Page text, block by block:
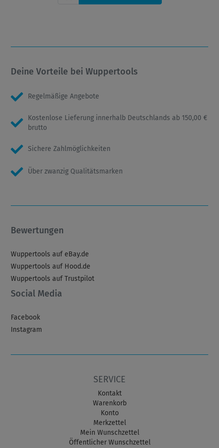
Deine Vorteile bei Wuppertools
Regelmäßige Angebote
Kostenlose Lieferung innerhalb Deutschlands ab 150,00 €
brutto
Sichere Zahlmöglichkeiten
Über zwanzig Qualitätsmarken
Bewertungen
Wuppertools auf eBay.de
Wuppertools auf Hood.de
Wuppertools auf Trustpilot
Social Media
Facebook
Instagram
SERVICE
Kontakt
Warenkorb
Konto
Merkzettel
Mein Wunschzettel
Öffentlicher Wunschzettel